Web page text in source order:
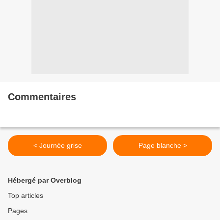
Commentaires
< Journée grise Page blanche >
Hébergé par Overblog
Top articles
Pages